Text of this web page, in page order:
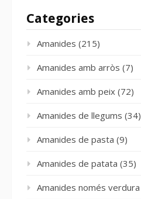
Categories
Amanides (215)
Amanides amb arròs (7)
Amanides amb peix (72)
Amanides de llegums (34)
Amanides de pasta (9)
Amanides de patata (35)
Amanides només verdura